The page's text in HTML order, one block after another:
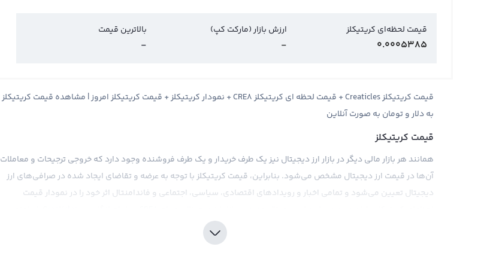
قیمت لحظه‌ای کریتیکلز
0.0005385
ارزش بازار (مارکت کپ)
-
بالاترین قیمت
-
قیمت کریتیکلز Creaticles + قیمت لحظه ای کریتیکلز CRE8 + نمودار کریتیکلز + قیمت کریتیکلز امروز | مشاهده قیمت کریتیکلز
به دلار و تومان به صورت آنلاین
قیمت کریتیکلز
همانند هر بازار مالی دیگر در بازار ارز دیجیتال نیز یک طرف خریدار و یک طرف فروشنده وجود دارد که خروجی ترجیحات و معاملات
آن‌ها در قیمت ارز دیجیتال مشخص می‌شود. بنابراین، قیمت کریتیکلز با توجه به عرضه و تقاضای ایجاد شده در صرافی‌های ارز
دیجیتال تعیین می‌شود و تمامی اخبار و رویدادهای اقتصادی، سیاسی، اجتماعی و فاندامنتال اثر خود را در نمودار قیمت